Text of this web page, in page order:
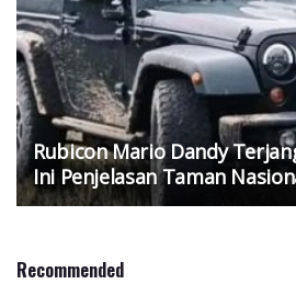
Rubicon Mario Dandy
Ini Penjelasan Taman
Recommended